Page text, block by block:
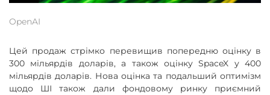
OpenAI
Цей продаж стрімко перевищив попередню оцінку в
300 мільярдів доларів, а також оцінку SpaceX у 400
мільярдів доларів. Нова оцінка та подальший оптимізм
щодо ШІ також дали фондовому ринку приємний